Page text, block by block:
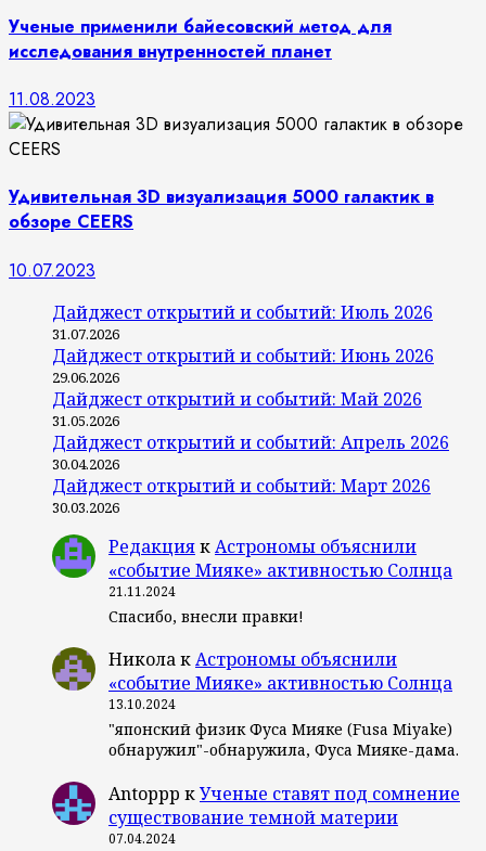
Ученые применили байесовский метод для
исследования внутренностей планет
11.08.2023
Удивительная 3D визуализация 5000 галактик в
обзоре CEERS
10.07.2023
Дайджест открытий и событий: Июль 2026
31.07.2026
Дайджест открытий и событий: Июнь 2026
29.06.2026
Дайджест открытий и событий: Май 2026
31.05.2026
Дайджест открытий и событий: Апрель 2026
30.04.2026
Дайджест открытий и событий: Март 2026
30.03.2026
РедакциякАстрономы объяснили
«событие Мияке» активностью Солнца
21.11.2024
Спасибо, внесли правки!
НиколакАстрономы объяснили
«событие Мияке» активностью Солнца
13.10.2024
"японский физик Фуса Мияке (Fusa Miyake)
обнаружил"-обнаружила, Фуса Мияке-дама.
Antoppp кУченые ставят под сомнение
существование темной материи
07.04.2024